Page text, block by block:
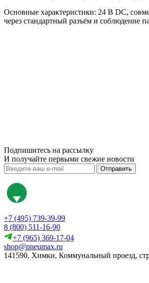
Основные характеристики: 24 В DC,
через стандартный разъём и соблюдение
Подпишитесь на рассылку
И получайте первыми свежие новости
Отправить
+7 (495) 739-39-99
8 (800) 511-16-90
+7 (965) 369-17-04
shop@pneumax.ru
141590, Химки, Коммунальный проезд,